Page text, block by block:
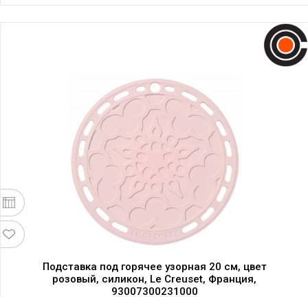
Подставка под горячее узорная 20 см, цвет
розовый, силикон, Le Creuset, Франция,
93007300231000